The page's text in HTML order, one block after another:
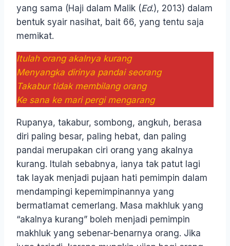
yang sama (Haji dalam Malik (Ed.), 2013) dalam
bentuk syair nasihat, bait 66, yang tentu saja
memikat.
Itulah orang akalnya kurang
Menyangka dirinya pandai seorang
Takabur tidak membilang orang
Ke sana ke mari pergi mengarang
Rupanya, takabur, sombong, angkuh, berasa
diri paling besar, paling hebat, dan paling
pandai merupakan ciri orang yang akalnya
kurang. Itulah sebabnya, ianya tak patut lagi
tak layak menjadi pujaan hati pemimpin dalam
mendampingi kepemimpinannya yang
bermatlamat cemerlang. Masa makhluk yang
“akalnya kurang” boleh menjadi pemimpin
makhluk yang sebenar-benarnya orang. Jika